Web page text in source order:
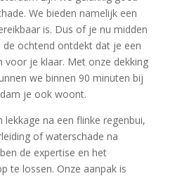
We bieden namelijk een
is.​ Dus of je nu midden
ochtend ontdekt dat je een
voor je klaar.​ Met onze dekking
we binnen 90 minuten bij
je ook woont.​
na een flinke regenbui,
of waterschade na
de expertise en het
te lossen.​ Onze aanpak is